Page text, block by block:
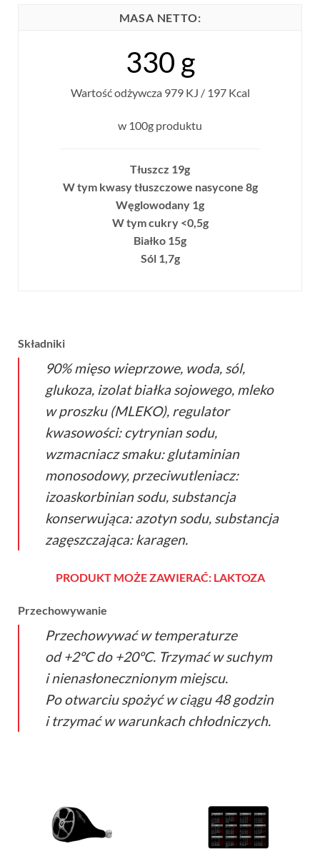
MASA NETTO:
330 g
Wartość odżywcza 979 KJ / 197 Kcal
w 100g produktu
Tłuszcz 19g
W tym kwasy tłuszczowe nasycone 8g
Węglowodany 1g
W tym cukry <0,5g
Białko 15g
Sól 1,7g
Składniki
90% mięso wieprzowe, woda, sól,
glukoza, izolat białka sojowego, mleko
w proszku (MLEKO), regulator
kwasowości: cytrynian sodu,
wzmacniacz smaku: glutaminian
monosodowy, przeciwutleniacz:
izoaskorbinian sodu, substancja
konserwująca: azotyn sodu, substancja
zagęszczająca: karagen.
PRODUKT MOŻE ZAWIERAĆ: LAKTOZA
Przechowywanie
Przechowywać w temperaturze
od +2ºC do +20ºC. Trzymać w suchym
i nienasłonecznionym miejscu.
Po otwarciu spożyć w ciągu 48 godzin
i trzymać w warunkach chłodniczych.